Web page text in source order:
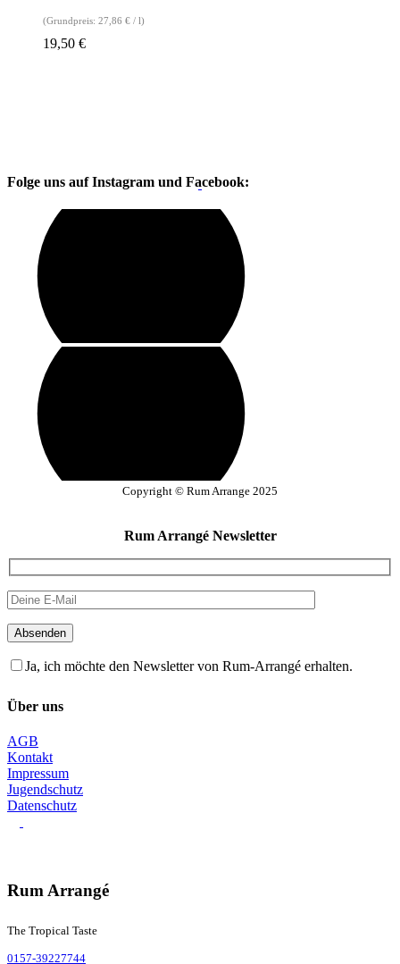
(Grundpreis: 27,86 € / l)
19,50 €
Folge uns auf Instagram und Facebook:
Copyright © Rum Arrange 2025
Rum Arrangé Newsletter
Absenden
Ja, ich möchte den Newsletter von Rum-Arrangé erhalten.
Über uns
AGB
Kontakt
Impressum
Jugendschutz
Datenschutz
Rum Arrangé
The Tropical Taste
0157-39227744